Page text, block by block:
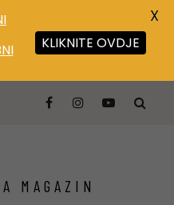
MAGAZIN
KLIKNITE OVDJE
X